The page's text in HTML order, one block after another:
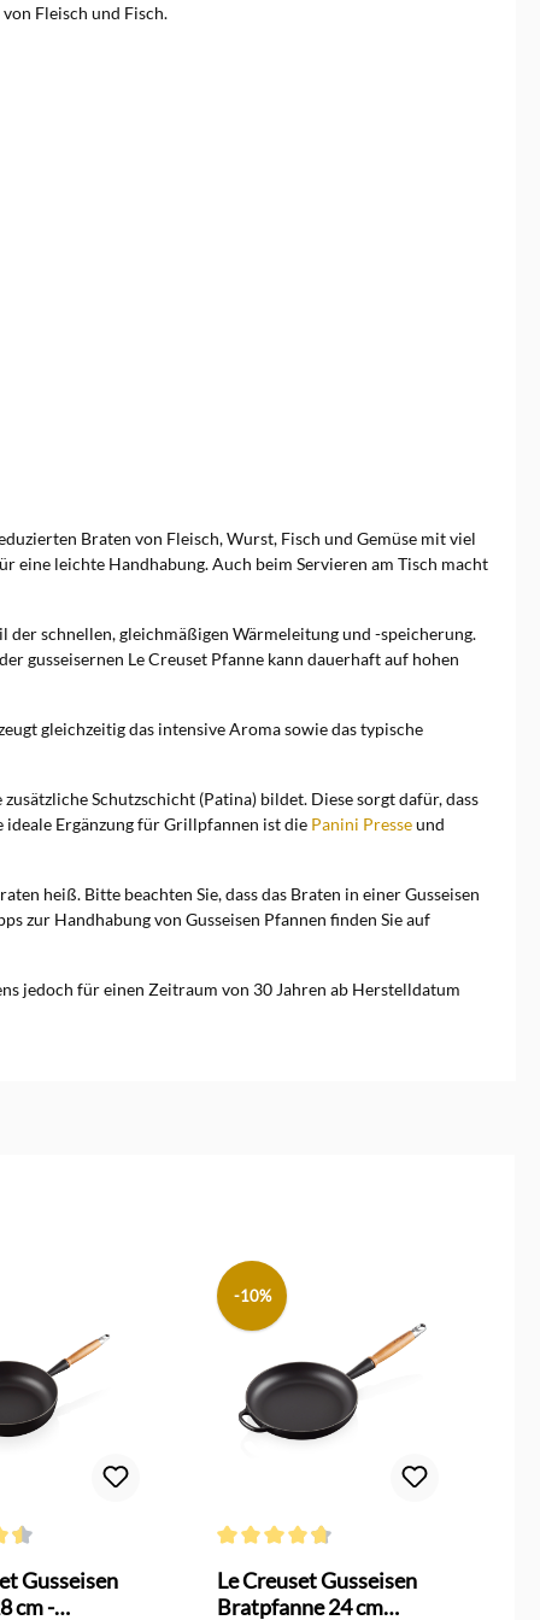
Fleisch und Fisch.
Braten von Fleisch, Wurst, Fisch und Gemüse mit viel
eine leichte Handhabung. Auch beim Servieren am Tisch macht
der schnellen, gleichmäßigen Wärmeleitung und -speicherung.
gusseisernen Le Creuset Pfanne kann dauerhaft auf hohen
gleichzeitig das intensive Aroma sowie das typische
Schutzschicht (Patina) bildet. Diese sorgt dafür, dass
ideale Ergänzung für Grillpfannen ist die Panini Presseund
heiß. Bitte beachten Sie, dass das Braten in einer Gusseisen
zur Handhabung von Gusseisen Pfannen finden Sie auf
jedoch für einen Zeitraum von 30 Jahren ab Herstelldatum
Gusseisen
cm -
-10%
Le Creuset Gusseisen
Bratpfanne 24 cm